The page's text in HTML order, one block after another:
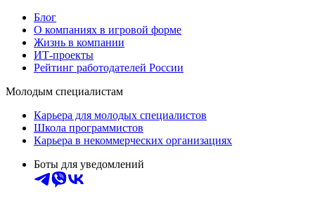
Блог
О компаниях в игровой форме
Жизнь в компании
ИТ-проекты
Рейтинг работодателей России
Молодым специалистам
Карьера для молодых специалистов
Школа программистов
Карьера в некоммерческих организациях
Боты для уведомлений